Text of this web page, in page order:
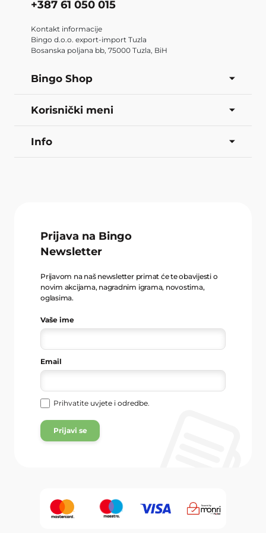
+387 61 050 015
Kontakt informacije
Bingo d.o.o. export-import Tuzla
Bosanska poljana bb, 75000 Tuzla, BiH
Bingo Shop
Korisnički meni
Info
Prijava na Bingo
Newsletter
Prijavom na naš newsletter primat će te obavijesti o
novim akcijama, nagradnim igrama, novostima,
oglasima.
Vaše ime
Email
Prihvatite uvjete i odredbe.
Prijavi se